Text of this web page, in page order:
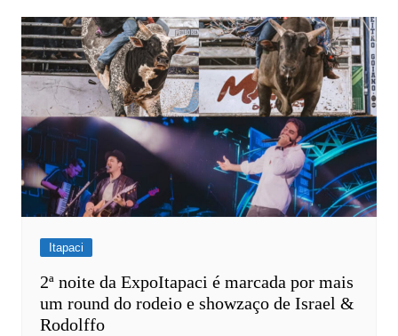
Post
Itapaci
2ª noite da ExpoItapaci é marcada por mais
um round do rodeio e showzaço de Israel &
Rodolffo